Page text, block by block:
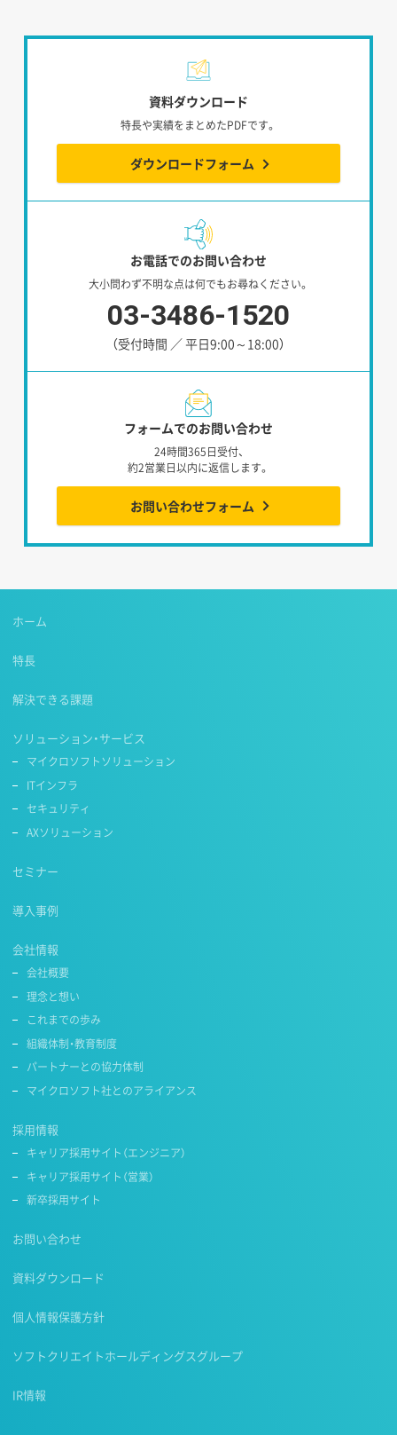
資料ダウンロード
特長や実績をまとめたPDFです。
ダウンロードフォーム
お電話でのお問い合わせ
大小問わず不明な点は何でもお尋ねください。
03-3486-1520
（受付時間 ／ 平日9:00～18:00）
フォームでのお問い合わせ
24時間365日受付、
約2営業日以内に返信します。
お問い合わせフォーム
ホーム
特長
解決できる課題
ソリューション・サービス
マイクロソフトソリューション
ITインフラ
セキュリティ
AXソリューション
セミナー
導入事例
会社情報
会社概要
理念と想い
これまでの歩み
組織体制・教育制度
パートナーとの協力体制
マイクロソフト社とのアライアンス
採用情報
キャリア採用サイト（エンジニア）
キャリア採用サイト（営業）
新卒採用サイト
お問い合わせ
資料ダウンロード
個人情報保護方針
ソフトクリエイトホールディングスグループ
IR情報